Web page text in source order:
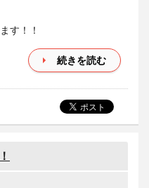
す！！
続きを読む